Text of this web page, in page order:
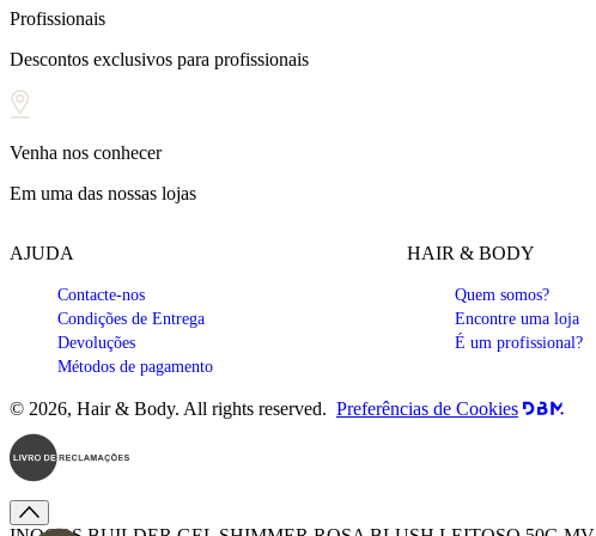
Profissionais
Descontos exclusivos para profissionais
Venha nos conhecer
Em uma das nossas lojas
AJUDA
Contacte-nos
Condições de Entrega
Devoluções
Métodos de pagamento
HAIR & BODY
Quem somos?
Encontre uma loja
É um profissional?
© 2026, Hair & Body. All rights reserved. Preferências de Cookies